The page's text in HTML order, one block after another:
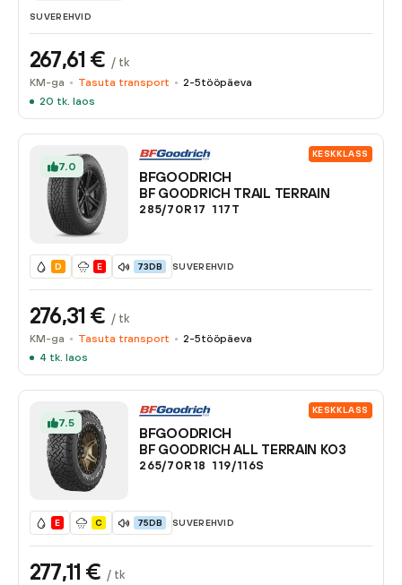
SUVEREHVID
267,61 € / tk
KM-ga Tasuta transport 2-5tööpäeva
20 tk. laos
7.0
KESKKLASS
BFGOODRICH
BF GOODRICH TRAIL TERRAIN
285/70R17 117 T
D E 73DB SUVEREHVID
276,31 € / tk
KM-ga Tasuta transport 2-5tööpäeva
4 tk. laos
7.5
KESKKLASS
BFGOODRICH
BF GOODRICH ALL TERRAIN KO3
265/70R18 119/116S
E C 75DB SUVEREHVID
277,11 € / tk